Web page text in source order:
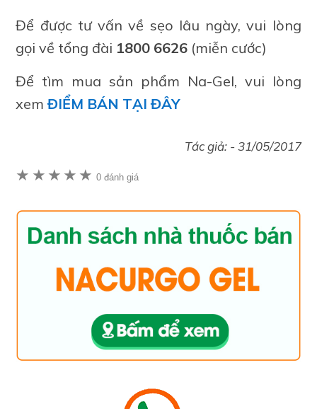
Để được tư vấn về sẹo lâu ngày, vui lòng
gọi về tổng đài 1800 6626 (miễn cước)
Để tìm mua sản phẩm Na-Gel, vui lòng
xemĐIỂM BÁN TẠI ĐÂY
Tác giả: -31/05/2017
★ ★ ★ ★ ★ 0 đánh giá